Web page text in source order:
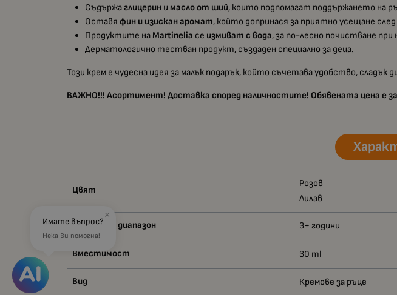
Съдържаглицерин и масло от ший, които подпомагат поддържането на
Оставяфин и изискан аромат, който допринася за приятно усещане след
Продуктите на Martinelia се измиват с вода, за по-лесно почистване при
Дерматологично тестван продукт, създаден специално за деца.
Този крем е чудесна идея за малък подарък, който съчетава удобство, сладък
ВАЖНО!!! Асортимент! Доставка според наличностите! Обявената цена е за
Цвят
Розов
Лилав
Възраст - диапазон 3+ години
Вместимост 30 ml
Вид Кремове за ръце
×
Имате въпрос?
Нека Ви помогна!